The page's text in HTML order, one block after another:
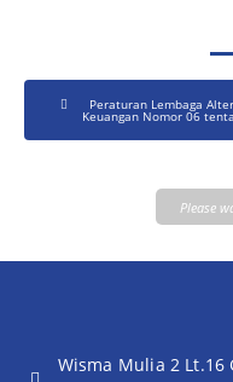
Peraturan Lembaga
Keuangan Nomor 06
Please
loading.
Wisma Mulia 2 Lt.16